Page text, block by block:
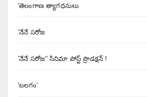
'తెలంగాణ త్యాగధనులు
'నేనే సరోజ
'నేనే సరోజ'' సినిమా పోస్ట్ ప్రొడక్షన్ !
'బలగం'